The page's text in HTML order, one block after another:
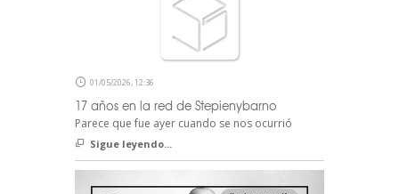
01/05/2026, 12:36
17 años en la red de Stepienybarno
Parece que fue ayer cuando se nos ocurrió
Sigue leyendo...